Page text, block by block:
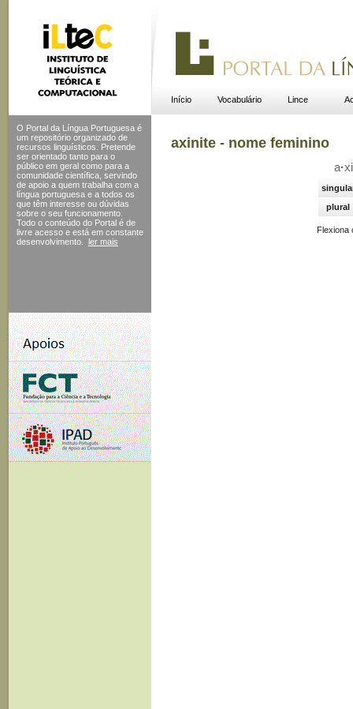
Início Vocabulário Lince
O Portal da Língua Portuguesa é
um repositório organizado de
recursos linguísticos. Pretende
ser orientado tanto para o
público em geral como para a
comunidade científica, servindo
de apoio a quem trabalha com a
língua portuguesa e a todos os
que têm interesse ou dúvidas
sobre o seu funcionamento.
Todo o conteúdo do Portal é de
livre acesso e está em constante
desenvolvimento.
ler mais
axinite - nome feminino
a·xi
plural
Flexiona